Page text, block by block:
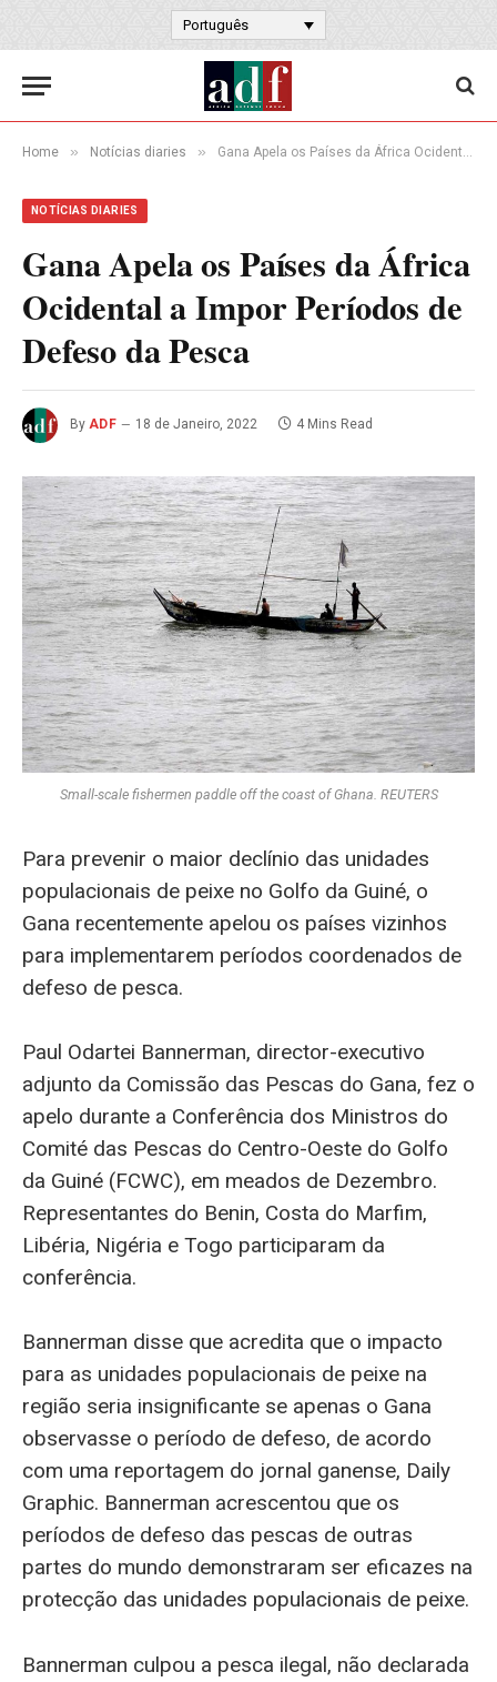
Português
Home » Notícias diaries » Gana Apela os Países da África Ocidental a Impor Períodos de Defeso da Pesca
NOTÍCIAS DIARIES
Gana Apela os Países da África
Ocidental a Impor Períodos de
Defeso da Pesca
By ADF 18 de Janeiro, 2022 4 Mins Read
Small-scale fishermen paddle off the coast of Ghana. REUTERS
Para prevenir o maior declínio das unidades
populacionais de peixe no Golfo da Guiné, o
Gana recentemente apelou os países vizinhos
para implementarem períodos coordenados de
defeso de pesca.
Paul Odartei Bannerman, director-executivo
adjunto da Comissão das Pescas do Gana, fez o
apelo durante a Conferência dos Ministros do
Comité das Pescas do Centro-Oeste do Golfo
da Guiné (FCWC), em meados de Dezembro.
Representantes do Benin, Costa do Marfim,
Libéria, Nigéria e Togo participaram da
conferência.
Bannerman disse que acredita que o impacto
para as unidades populacionais de peixe na
região seria insignificante se apenas o Gana
observasse o período de defeso, de acordo
com uma reportagem do jornal ganense, Daily
Graphic. Bannerman acrescentou que os
períodos de defeso das pescas de outras
partes do mundo demonstraram ser eficazes na
protecção das unidades populacionais de peixe.
Bannerman culpou a pesca ilegal, não declarada